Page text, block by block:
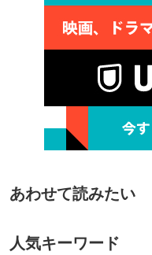
あわせて読みたい
人気キーワード